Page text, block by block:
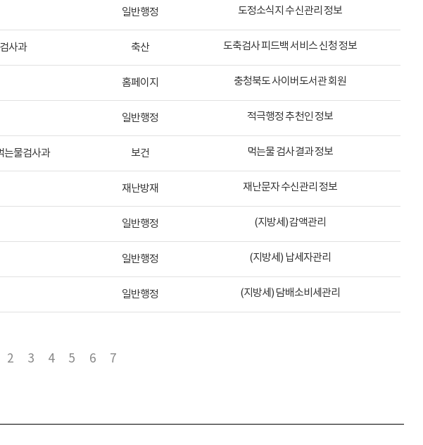
일반행정 도정소식지 수신관리 정보
사과 축산 도축검사 피드백 서비스 신청 정보
홈페이지 충청북도 사이버도서관 회원
일반행정 적극행정 추천인 정보
는물검사과 보건 먹는물 검사결과 정보
재난방재 재난문자 수신관리 정보
일반행정 (지방세) 감액관리
일반행정 (지방세) 납세자관리
일반행정 (지방세) 담배소비세관리
2 3 4 5 6 7